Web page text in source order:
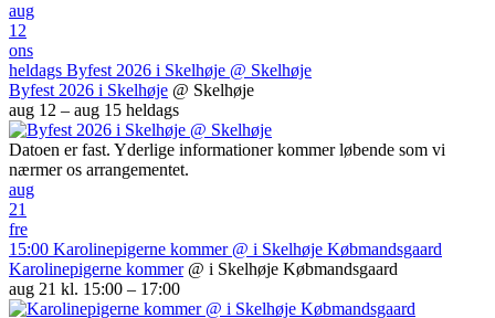
aug
12
ons
heldags Byfest 2026 i Skelhøje @ Skelhøje
Byfest 2026 i Skelhøje @ Skelhøje
aug 12 – aug 15 heldags
Datoen er fast. Yderlige informationer kommer løbende som vi
nærmer os arrangementet.
aug
21
fre
15:00 Karolinepigerne kommer @ i Skelhøje Købmandsgaard
Karolinepigerne kommer @ i Skelhøje Købmandsgaard
aug 21 kl. 15:00 – 17:00